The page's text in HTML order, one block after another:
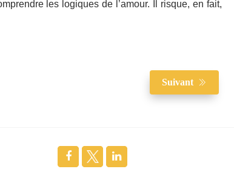
les logiques de l’amour. Il risque, en fait,
Suivant